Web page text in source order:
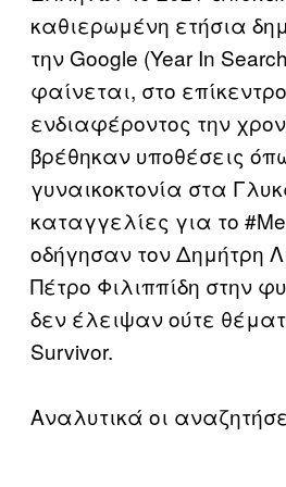
καθιερωμένη ετήσια
την Google (Year In
φαίνεται, στο
ενδιαφέροντος την
βρέθηκαν υποθέσεις
γυναικοκτονία στα
καταγγελίες για το
οδήγησαν τον Δημήτρη
Πέτρο Φιλιππίδη στην
δεν έλειψαν ούτε
Survivor.
Αναλυτικά οι